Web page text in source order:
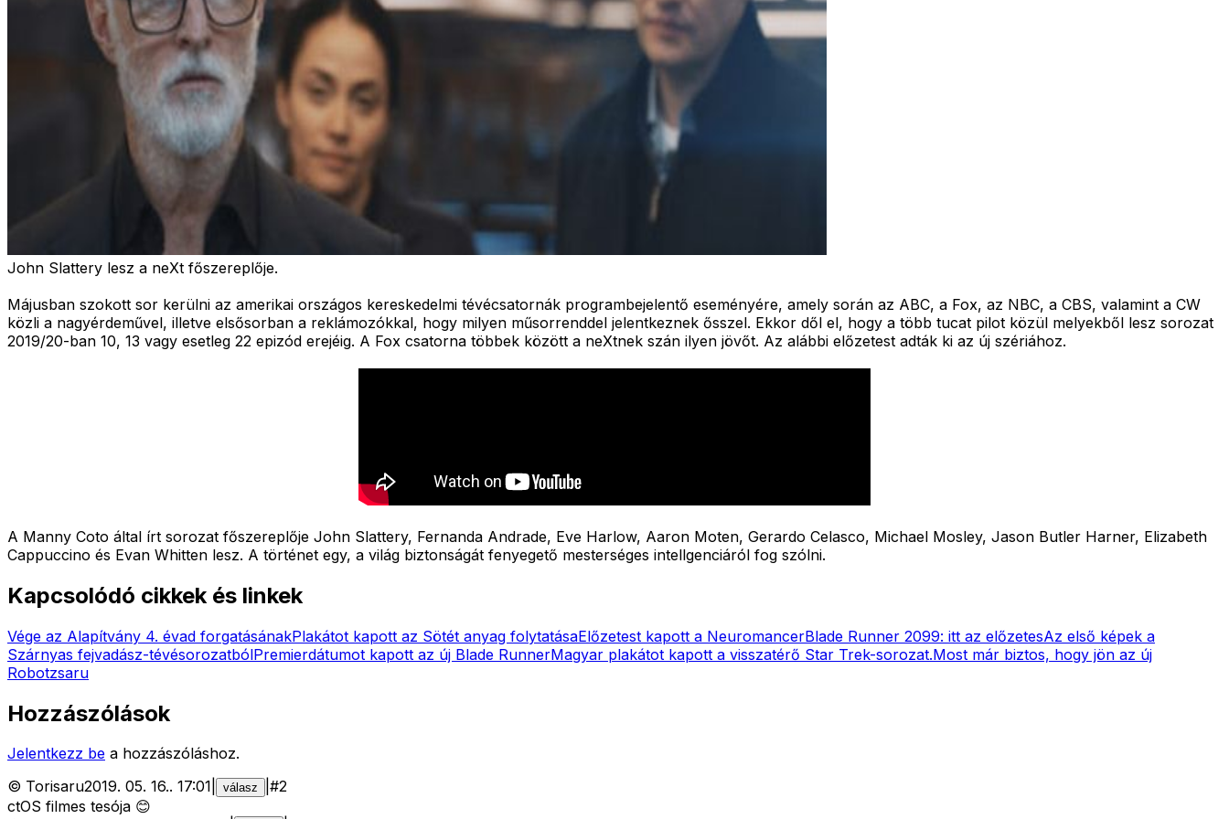
John Slattery lesz a neXt főszereplője.
Májusban szokott sor kerülni az amerikai országos kereskedelmi tévécsatornák programbejelentő eseményére, amely során az ABC, a Fox, az NBC, a CBS, valamint a CW
közli a nagyérdeművel, illetve elsősorban a reklámozókkal, hogy milyen műsorrenddel jelentkeznek ősszel. Ekkor dől el, hogy a több tucat pilot közül melyekből lesz sorozat
2019/20-ban 10, 13 vagy esetleg 22 epizód erejéig. A Fox csatorna többek között a neXtnek szán ilyen jövőt. Az alábbi előzetest adták ki az új szériához.
A Manny Coto által írt sorozat főszereplője John Slattery, Fernanda Andrade, Eve Harlow, Aaron Moten, Gerardo Celasco, Michael Mosley, Jason Butler Harner, Elizabeth
Cappuccino és Evan Whitten lesz. A történet egy, a világ biztonságát fenyegető mesterséges intellgenciáról fog szólni.
Kapcsolódó cikkek és linkek
Vége az Alapítvány 4. évad forgatásánakPlakátot kapott az Sötét anyag folytatásaElőzetest kapott a NeuromancerBlade Runner 2099: itt az előzetesAz első képek a
Szárnyas fejvadász-tévésorozatbólPremierdátumot kapott az új Blade RunnerMagyar plakátot kapott a visszatérő Star Trek-sorozat.Most már biztos, hogy jön az új
Robotzsaru
Hozzászólások
Jelentkezz be a hozzászóláshoz.
© Torisaru2019. 05. 16.. 17:01 válasz #2
ctOS filmes tesója 😊